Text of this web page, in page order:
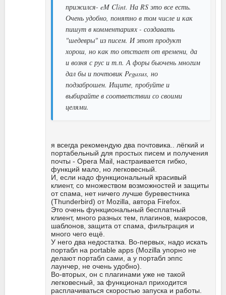
прижился- eM Clint. На RS это все есть.
Очень удобно, понятно в том числе и как
пишут в комментариях - создавать
"шедевры" из писем. И этот продукт
хорош, но как то отстает от времени, да
и возня с рус и т.п. А форы быочень многим
дал бы и почтовик Pegasus, но
подзаброшен. Ищите, пробуйте и
выбирайте в соответствии со своими
целями.
я всегда рекомендую два почтовика.. лёгкий и
портабельный для простых писем и получения
почты - Opera Mail, настраивается гибко,
функций мало, но легковесный.
И, если надо функциональный красивый
клиент, со множеством возможностей и защиты
от спама, нет ничего лучше буревестника
(Thunderbird) от Mozilla, автора Firefox.
Это очень функциональный бесплатный
клиент, много разных тем, плагинов, макросов,
шаблонов, защита от спама, фильтрация и
много чего ещё.
У него два недостатка. Во-первых, надо искать
портабл на portable apps (Mozilla упорно не
делают портабл сами, а у портабл эппс
лаунчер, не очень удобно).
Во-вторых, он с плагинами уже не такой
легковесный, за функционал приходится
расплачиваться скоростью запуска и работы.